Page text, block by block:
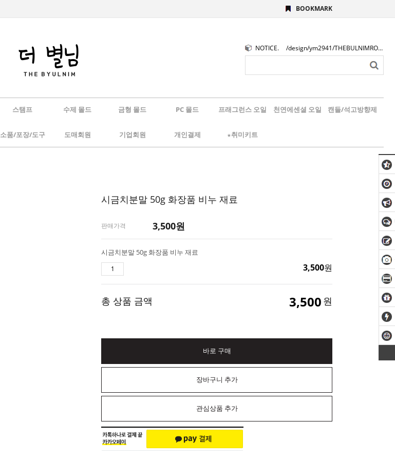
BOOKMARK
NOTICE. /design/ym2941/THEBULNIMROGO.png
스탬프 수제 몰드 금형 몰드 PC 몰드 프래그런스 오일 천연에센셜 오일 캔들/석고방향제
소품/포장/도구 도매회원 기업회원 개인결제 ★취미키트
시금치분말 50g 화장품 비누 재료
판매가격 3,500원
시금치분말 50g 화장품 비누 재료
3,500원
총 상품 금액 3,500 원
바로 구매
장바구니 추가
관심상품 추가